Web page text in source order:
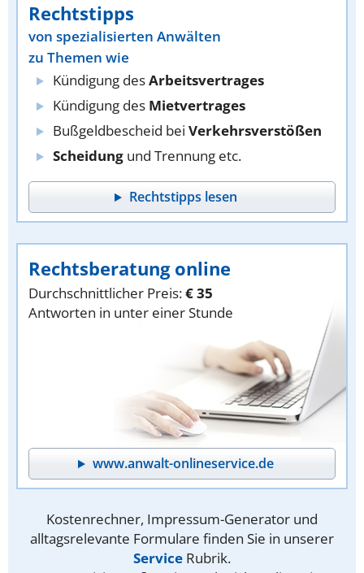
Rechtstipps
von spezialisierten Anwälten
zu Themen wie
Kündigung desArbeitsvertrages
Kündigung des Mietvertrages
Bußgeldbescheid bei Verkehrsverstößen
Scheidung und Trennung etc.
Rechtstipps lesen
Rechtsberatung online
Durchschnittlicher Preis:€ 35
Antworten in unter einer Stunde
www.anwalt-onlineservice.de
Kostenrechner, Impressum-Generator und
alltagsrelevante Formulare finden Sie in unserer
Service Rubrik.